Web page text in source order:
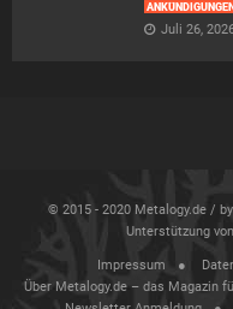
ANKÜNDIGUNGEN
Juli 26,
© 2015 - 2020 Metalogy.de /
Unterstützung
Impressum
Über Metalogy.de – das Magazin